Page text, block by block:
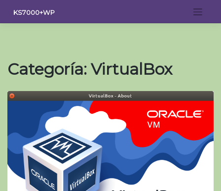
contenido
KS7000+WP
Categoría: VirtualBox